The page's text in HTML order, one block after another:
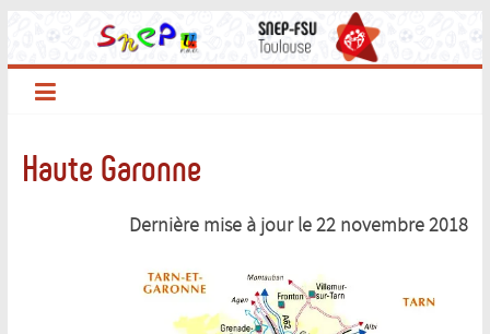
contenu
Haute Garonne
Dernière mise à jour le 22 novembre2018